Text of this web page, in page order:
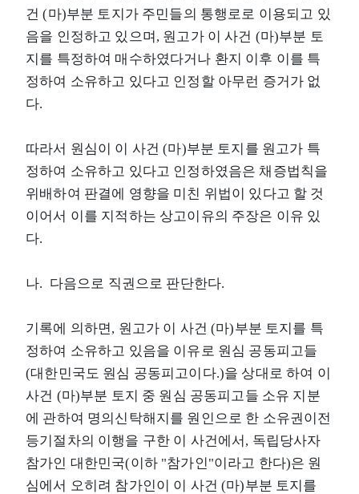
건 (마)부분 토지가 주민들의 통행로로 이용되고 있
음을 인정하고 있으며, 원고가 이 사건 (마)부분 토
지를 특정하여 매수하였다거나 환지 이후 이를 특
정하여 소유하고 있다고 인정할 아무런 증거가 없
다.
따라서 원심이 이 사건 (마)부분 토지를 원고가 특
정하여 소유하고 있다고 인정하였음은 채증법칙을
위배하여 판결에 영향을 미친 위법이 있다고 할 것
이어서 이를 지적하는 상고이유의 주장은 이유 있
다.
나. 다음으로 직권으로 판단한다.
기록에 의하면, 원고가 이 사건 (마)부분 토지를 특
정하여 소유하고 있음을 이유로 원심 공동피고들
(대한민국도 원심 공동피고이다.)을 상대로 하여 이
사건 (마)부분 토지 중 원심 공동피고들 소유 지분
에 관하여 명의신탁해지를 원인으로 한 소유권이전
등기절차의 이행을 구한 이 사건에서, 독립당사자
참가인 대한민국(이하 "참가인"이라고 한다)은 원
심에서 오히려 참가인이 이 사건 (마)부분 토지를